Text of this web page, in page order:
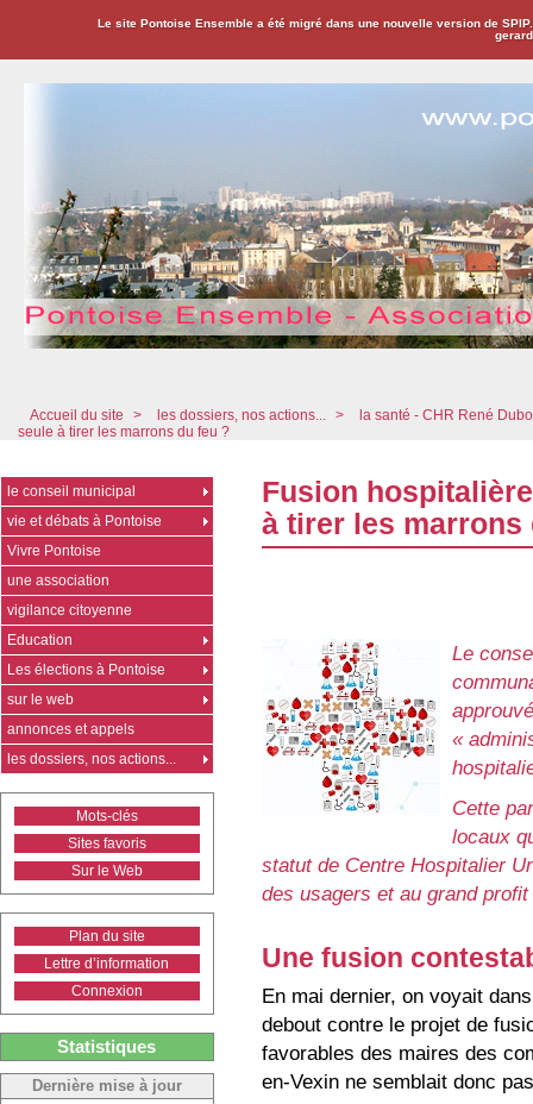
Le site Pontoise Ensemble a été migré dans une nouvelle version de
Accueil du site > les dossiers, nos actions... >
la santé - CHR René
seule à tirer les marrons du feu ?
Fusion
à tirer les marrons
Le
«
Cette
locaux
statut de Centre Hospitalier
des usagers et au grand
Une fusion
En mai dernier, on voyait
debout contre le projet de
favorables des maires des
en-Vexin ne semblait donc
le conseil municipal
vie et débats à Pontoise
Vivre Pontoise
une association
vigilance citoyenne
Education
Les élections à Pontoise
sur le web
annonces et appels
les dossiers, nos actions...
Mots-clés
Sites favoris
Sur le Web
Plan du site
Lettre d’information
Connexion
Statistiques
Dernière mise à jour